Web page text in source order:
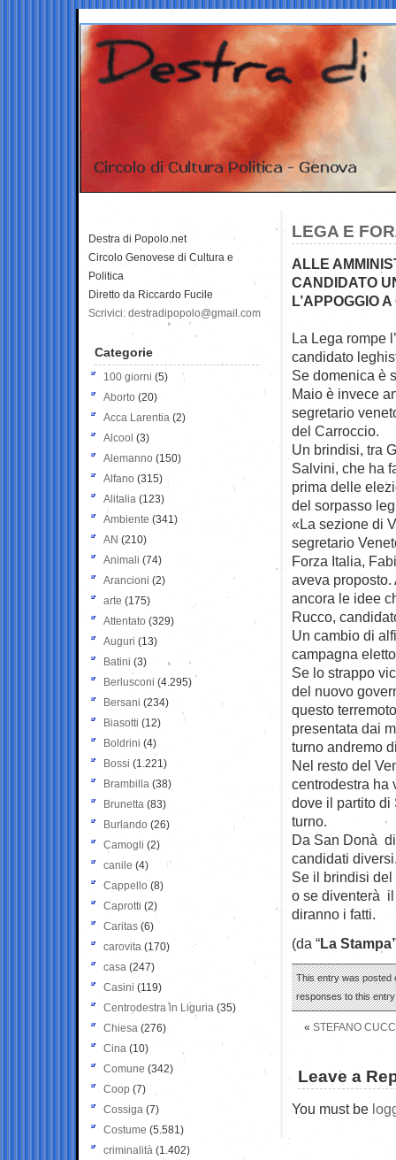
LEGA E
ALLE
CANDIDATO
L’APPOGGIO
La Lega rompe
candidato
Se domenica è
Maio è invece
segretario
del Carroccio.
Un brindisi, tra
Salvini, che ha
prima delle
del sorpasso
«La sezione di
segretario
Forza Italia,
aveva
ancora le idee
Rucco,
Un cambio di
campagna
Se lo strappo
del nuovo
questo
presentata dai
turno andremo
Nel resto del
centrodestra ha
dove il partito di
turno.
Da San Donà
candidati
Se il brindisi
o se diventerà il
diranno i fatti.
(da “La
This entry was posted
responses to this
« STEFANO
Leave a
You must be
Destra di Popolo.net
Circolo Genovese di Cultura e
Politica
Diretto da Riccardo Fucile
Scrivici: destradipopolo@gmail.com
Categorie
100 giorni (5)
Aborto (20)
Acca Larentia (2)
Alcool (3)
Alemanno (150)
Alfano (315)
Alitalia (123)
Ambiente (341)
AN (210)
Animali (74)
Arancioni (2)
arte (175)
Attentato (329)
Auguri (13)
Batini (3)
Berlusconi (4.295)
Bersani (234)
Biasotti (12)
Boldrini (4)
Bossi (1.221)
Brambilla (38)
Brunetta (83)
Burlando (26)
Camogli (2)
canile (4)
Cappello (8)
Caprotti (2)
Caritas (6)
carovita (170)
casa (247)
Casini (119)
Centrodestra in Liguria (35)
Chiesa (276)
Cina (10)
Comune (342)
Coop (7)
Cossiga (7)
Costume (5.581)
criminalità (1.402)